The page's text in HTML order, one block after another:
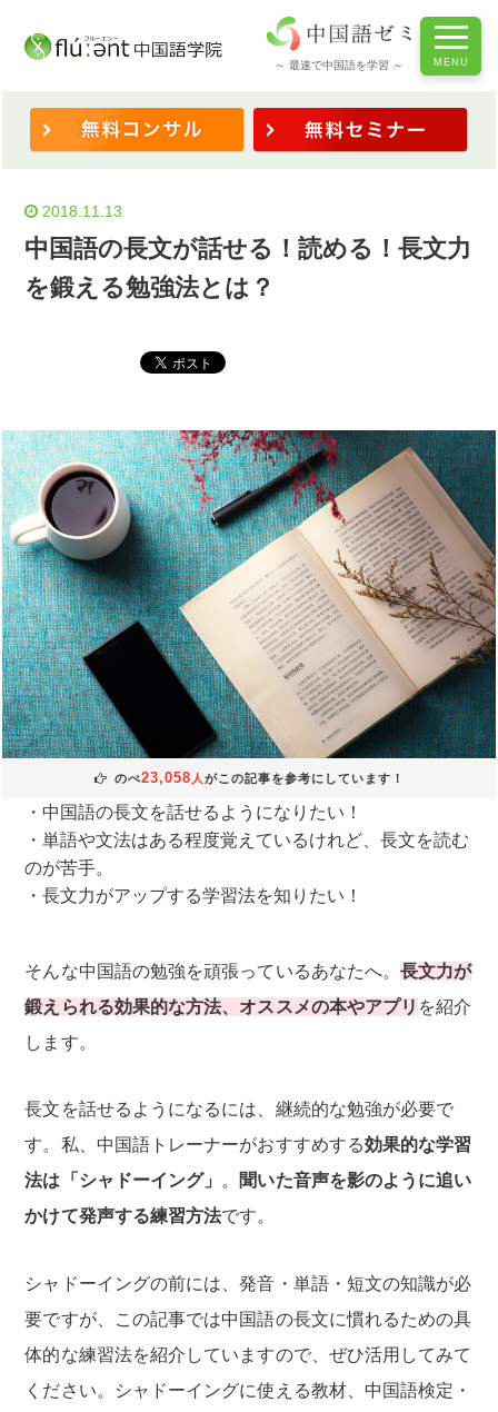
～ 最速で中国語を学習 ～
中国語の長文が話せる！読める！長文力を鍛える勉強法とは？
2018.11.13
中国語の長文が話せる！読める！長文力
を鍛える勉強法とは？
のべ23,058 人 がこの記事を参考にしています！
中国語の長文を話せるようになりたい！
単語や文法はある程度覚えているけれど、長文を読む
のが苦手。
長文力がアップする学習法を知りたい！
そんな中国語の勉強を頑張っているあなたへ。長文力が
鍛えられる効果的な方法、オススメの本やアプリ を紹介
します。
長文を話せるようになるには、継続的な勉強が必要で
す。私、中国語トレーナーがおすすめする効果的な学習
法は「シャドーイング」
。 聞いた音声を影のように追い
かけて発声する練習方法です。
シャドーイングの前には、発音・単語・短文の知識が必
要ですが、この記事では中国語の長文に慣れるための具
体的な練習法を紹介していますので、ぜひ活用してみて
ください。シャドーイングに使える教材、中国語検定・